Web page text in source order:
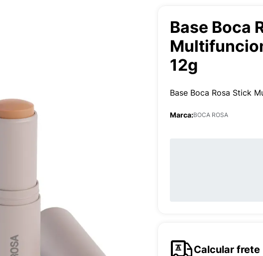
Base Boca
12g
Base Boca Rosa Stick
Marca:BOCA ROSA
Calcular frete